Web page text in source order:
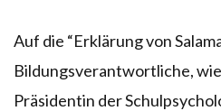
Auf die “Erklärung von
Bildungsverantwortliche,
Präsidentin der